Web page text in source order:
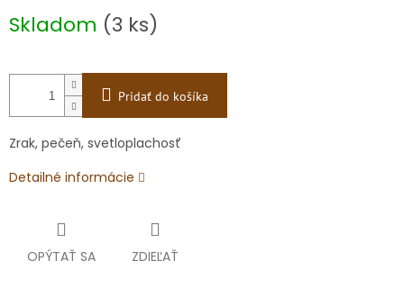
cena:
Skladom (3 ks)
Pridať do košíka
Zrak, pečeň, svetloplachosť
Detailné informácie
OPÝTAŤ SA ZDIEĽAŤ